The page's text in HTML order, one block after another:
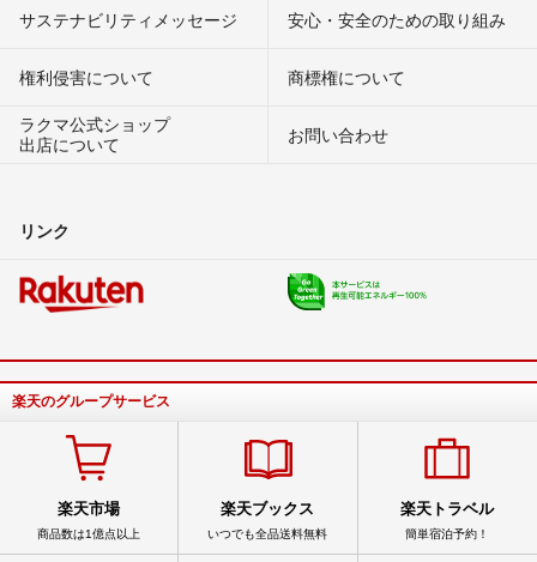
サステナビリティメッセージ 安心・安全のための取り組み
権利侵害について
商標権について
ラクマ公式ショップ
出店について
お問い合わせ
リンク
楽天のグループサービス
楽天市場
商品数は1億点以上
楽天ブックス
いつでも全品送料無料
楽天トラベル
簡単宿泊予約！